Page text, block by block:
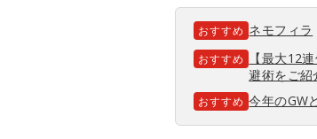
おすすめ ネモフィラ
おすすめ
【最大12
避術をご紹
おすすめ 今年のGW